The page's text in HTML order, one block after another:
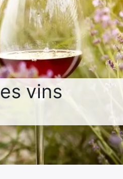
vins